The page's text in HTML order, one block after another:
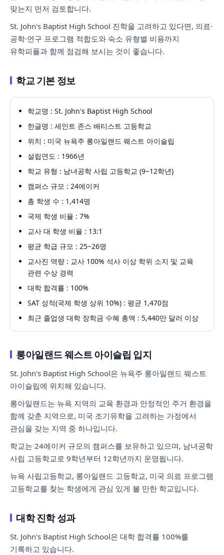
맞는지 먼저 검토합니다.
St. John's Baptist High School 진학을 고려하고 있다면, 의료·
공학·연구 프로그램 적합도와 숙소 유형별 비용까지
유학피플과 함께 점검해 보시는 것이 좋습니다.
학교 기본 정보
학교명 : St. John's Baptist High School
한글명 : 세인트 존스 배티스트 고등학교
위치 : 미국 뉴욕주 롱아일랜드 웨스트 아이슬립
설립연도 : 1966년
학교 유형 : 남녀공학 사립 고등학교 (9~12학년)
캠퍼스 규모 : 24에이커
총 학생 수 : 1,414명
국제 학생 비율 : 7%
교사 대 학생 비율 : 13:1
평균 학급 규모 : 25~26명
교사진 역량 : 교사 100% 석사 이상 학위 소지 및 교육
관련 수상 경력
대학 합격률 : 100%
SAT 성적(국제 학생 상위 10%) : 평균 1,470점
최근 졸업생 대학 장학금 수혜 총액 : 5,440만 달러 이상
롱아일랜드 웨스트 아이슬립 입지
St. John's Baptist High School은 뉴욕주 롱아일랜드 웨스트
아이슬립에 위치해 있습니다.
롱아일랜드는 뉴욕 지역의 교육 환경과 안정적인 주거 환경을
함께 갖춘 지역으로, 미국 조기유학을 고려하는 가정에서
관심을 갖는 지역 중 하나입니다.
학교는 24에이커 규모의 캠퍼스를 보유하고 있으며, 남녀공학
사립 고등학교로 9학년부터 12학년까지 운영됩니다.
뉴욕 사립고등학교, 롱아일랜드 고등학교, 미국 의료 프로그램
고등학교를 찾는 학생에게 관심 있게 볼 만한 학교입니다.
대학 진학 성과
St. John's Baptist High School은 대학 합격률 100%를
기록하고 있습니다.